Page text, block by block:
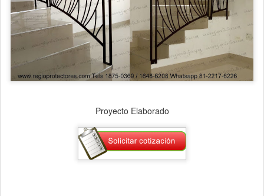
Proyecto Elaborado